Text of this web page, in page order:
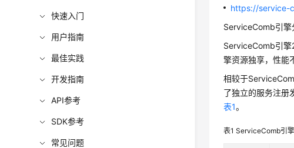
快速入门
用户指南
最佳实践
开发指南
API参考
SDK参考
常见问题
https://service-
ServiceComb引擎
ServiceComb引擎
擎资源独享，性能
相较于
了独立的服务注册
表1。
表1ServiceComb引